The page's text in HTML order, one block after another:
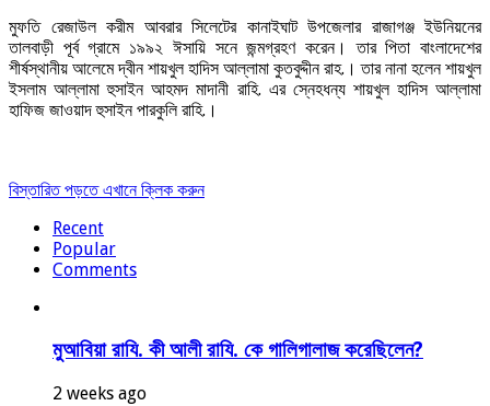
মুফতি রেজাউল করীম আবরার সিলেটের কানাইঘাট উপজেলার রাজাগঞ্জ ইউনিয়নের
তালবাড়ী পূর্ব গ্রামে ১৯৯২ ঈসায়ি সনে জন্মগ্রহণ করেন। তার পিতা বাংলাদেশের
শীর্ষস্থানীয় আলেমে দ্বীন শায়খুল হাদিস আল্লামা কুতবুদ্দীন রাহ.। তার নানা হলেন শায়খুল
ইসলাম আল্লামা হুসাইন আহমদ মাদানী রাহি. এর স্নেহধন্য শায়খুল হাদিস আল্লামা
হাফিজ জাওয়াদ হুসাইন পারকুলি রাহি.।
বিস্তারিত পড়তে এখানে ক্লিক করুন
Recent
Popular
Comments
মুআবিয়া রাযি. কী আলী রাযি. কে গালিগালাজ করেছিলেন?
2 weeks ago